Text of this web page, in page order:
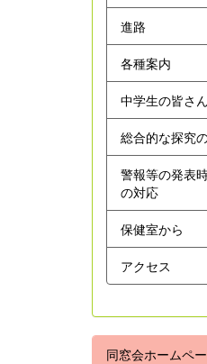
進路
各種案内
中学生の皆さ
総合的な探究
警報等の発表
の対応
保健室から
アクセス
同窓会ホームペ